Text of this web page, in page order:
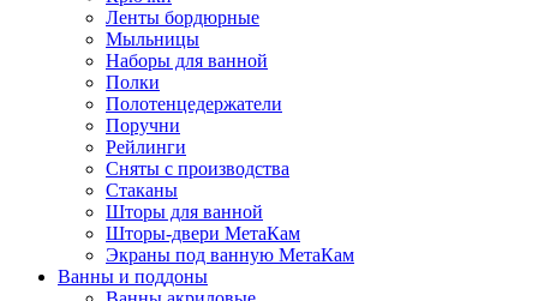
Ленты бордюрные
Мыльницы
Наборы для ванной
Полки
Полотенцедержатели
Поручни
Рейлинги
Сняты с производства
Стаканы
Шторы для ванной
Шторы-двери МетаКам
Экраны под ванную МетаКам
Ванны и поддоны